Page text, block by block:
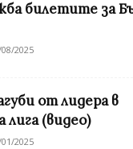
билетите за
2025
от лидера в
(видео)
2025